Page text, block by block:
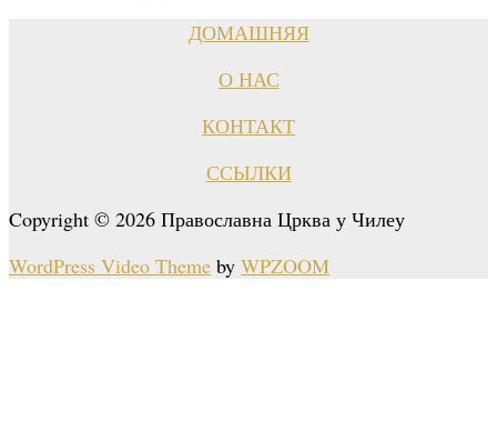
ДОМАШНЯЯ
О НАС
КОНТАКТ
ССЫЛКИ
Copyright © 2026 Православна Црква у Чилеу
WordPress Video Theme by WPZOOM